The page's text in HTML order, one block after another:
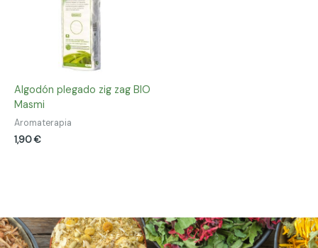
Algodón plegado zig zag BIO
Masmi
Aromaterapia
1,90€